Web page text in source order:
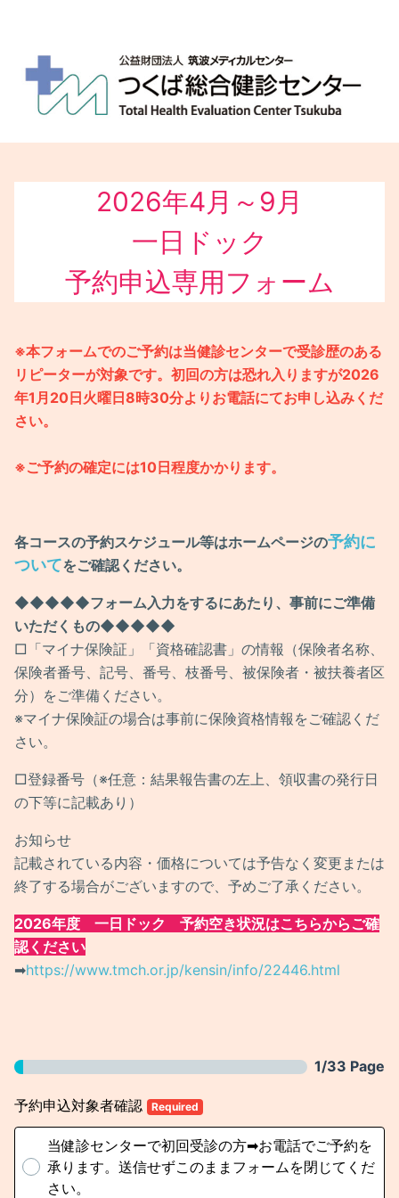
2026年4月～9月
一日ドック
予約申込専用フォーム
※本フォームでのご予約は当健診センターで受診歴のある
リピーターが対象です。 初回の方は恐れ入りますが2026
年1月20日火曜日8時30分よりお電話にてお申し込みくだ
さい。
※ご予約の確定には10日程度かかります。
各コースの予約スケジュール等はホームページの予約に
ついてをご確認ください。
◆◆◆◆◆フォーム入力をするにあたり、事前にご準備
いただくもの◆◆◆◆◆
□「マイナ保険証」「資格確認書」の情報（保険者名称、
保険者番号、記号、番号、枝番号、被保険者・被扶養者区
分）をご準備ください。
※マイナ保険証の場合は事前に保険資格情報をご確認くだ
さい。
□登録番号（※任意：結果報告書の左上、領収書の発行日
の下等に記載あり）
お知らせ
記載されている内容・価格については予告なく変更または
終了する場合がございますので、予めご了承ください。
2026年度 一日ドック 予約空き状況はこちらからご確
認ください
➡https://www.tmch.or.jp/kensin/info/22446.html
1/33 Page
予約申込対象者確認 Required
当健診センターで初回受診の方➡お電話でご予約を
承ります。送信せずこのままフォームを閉じてくだ
さい。